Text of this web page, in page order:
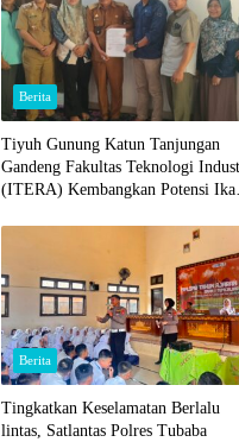
Berita
Tiyuh Gunung Katun Tanjungan
Gandeng Fakultas Teknologi
(ITERA) Kembangkan Potensi
Berita
Tingkatkan Keselamatan Berlalu
lintas, Satlantas Polres Tubaba